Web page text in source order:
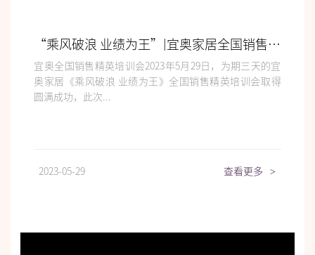
“乘风破浪 业绩为王”|宜奥家居全国销售精英培训会
宜奥全国销售精英培训会2023年5月29日，为期三天的宜
奥家居《乘风破浪 业绩为王》全国销售精英培训会取得
圆满成功，此次...
2023-05-29 查看更多 >